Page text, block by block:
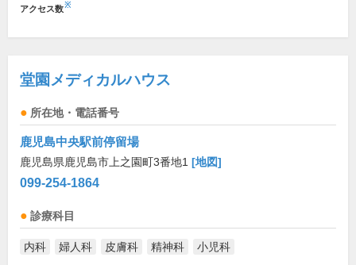
アクセス数※
堂園メディカルハウス
所在地・電話番号
鹿児島中央駅前停留場
鹿児島県鹿児島市上之園町3番地1 [地図]
099-254-1864
診療科目
内科 婦人科 皮膚科 精神科 小児科